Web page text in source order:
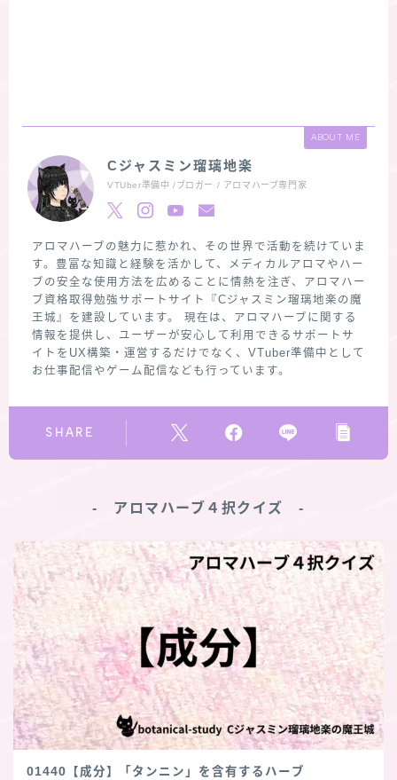
ABOUT ME
Cジャスミン瑠璃地楽
VTUber準備中 /ブロガー / アロマハーブ専門家
アロマハーブの魅力に惹かれ、その世界で活動を続けていま
す。豊富な知識と経験を活かして、メディカルアロマやハー
ブの安全な使用方法を広めることに情熱を注ぎ、アロマハー
ブ資格取得勉強サポートサイト『Cジャスミン瑠璃地楽の魔
王城』を建設しています。 現在は、アロマハーブに関する
情報を提供し、ユーザーが安心して利用できるサポートサ
イトをUX構築・運営するだけでなく、VTuber準備中として
お仕事配信やゲーム配信なども行っています。
SHARE
‐ アロマハーブ４択クイズ ‐
01440【成分】「タンニン」を含有するハーブ